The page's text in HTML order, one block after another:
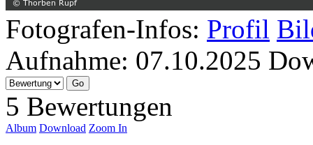
Fotografen-Infos: Profil
Aufnahme: 07.10.2025
5 Bewertungen
Album Download Zoom In